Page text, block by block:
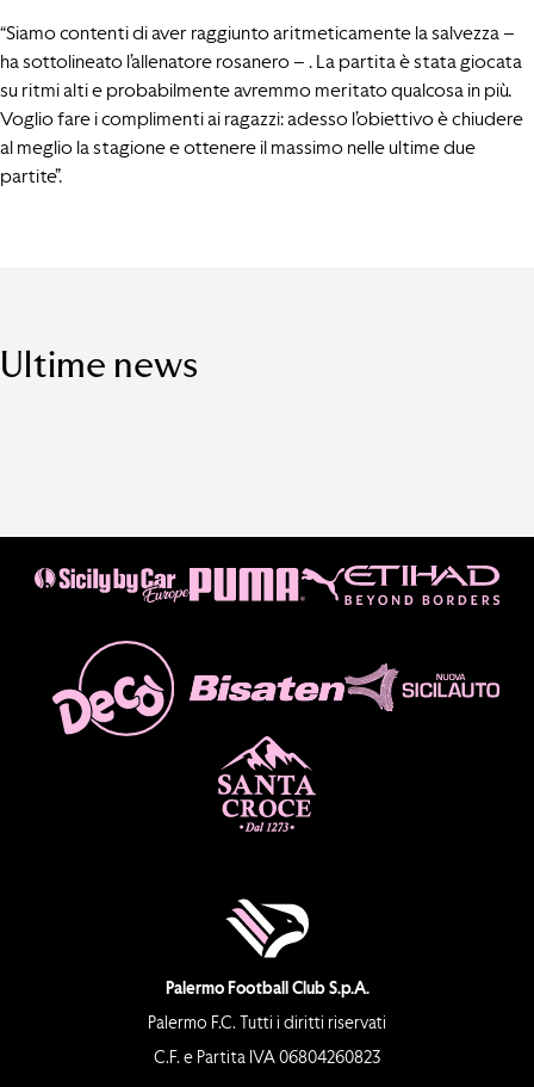
“Siamo contenti di aver raggiunto aritmeticamente la salvezza –
ha sottolineato l’allenatore rosanero – . La partita è stata giocata
su ritmi alti e probabilmente avremmo meritato qualcosa in più.
Voglio fare i complimenti ai ragazzi: adesso l’obiettivo è chiudere
al meglio la stagione e ottenere il massimo nelle ultime due
partite”.
Ultime news
Palermo Football Club S.p.A.
Palermo F.C. Tutti i diritti riservati
C.F. e Partita IVA 06804260823